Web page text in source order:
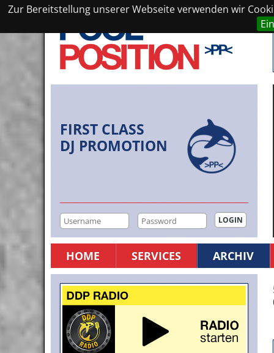
Zur Bereitstellung unserer Webseite verwenden wir
FIRST CLASS
DJ PROMOTION
HOME SERVICES ARCHIV